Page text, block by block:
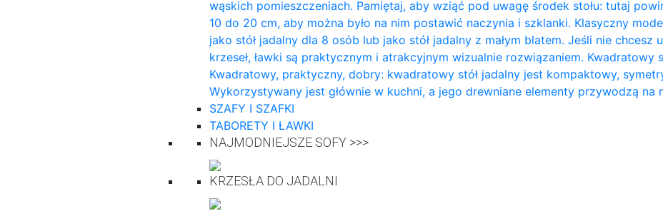
wąskich pomieszczeniach. Pamiętaj, aby wziąć pod uwagę środek stołu: tutaj
10 do 20 cm, aby można było na nim postawić naczynia i szklanki. Klasyczny
jako stół jadalny dla 8 osób lub jako stół jadalny z małym blatem. Jeśli nie chcesz
krzeseł, ławki są praktycznym i atrakcyjnym wizualnie rozwiązaniem. Kwadratowy
Kwadratowy, praktyczny, dobry: kwadratowy stół jadalny jest kompaktowy,
Wykorzystywany jest głównie w kuchni, a jego drewniane elementy przywodzą na
SZAFY I SZAFKI
TABORETY I ŁAWKI
NAJMODNIEJSZE SOFY >>>
KRZESŁA DO JADALNI